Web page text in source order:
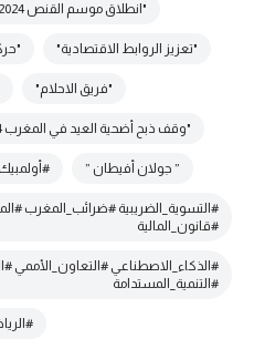
"انطلاق موسم القنص 2024-2025
"تعزيز الروابط الاقتصادية"
"فريق الاحلام"
"وقف ذبح أضحية العيد في المغرب 2024
” جولان أفيطان ”
#التسوية_الضريبية #ضرائب_المغرب
#قانون_المالية
#الذكاء_الاصطناعي
#التنمية_المستدامة